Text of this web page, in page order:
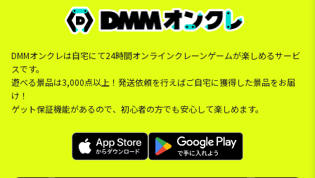
DMMオンクレは自宅にて24時間オンラインクレーンゲームが楽しめるサービ
スです。
遊べる景品は3,000点以上！発送依頼を行えばご自宅に獲得した景品をお届
け！
ゲット保証機能があるので、初心者の方でも安心して楽しめます。